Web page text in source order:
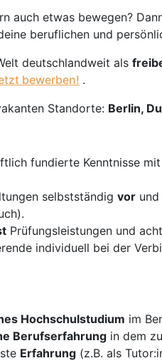
auch etwas bewegen?
beruflichen und
deutschlandweit als
bewerben! .
Standorte: Berlin,
fundierte Kenntnisse
selbstständig vor
Prüfungsleistungen und
individuell bei der
Hochschulstudium im
Berufserfahrung in dem
Erfahrung (z.B. als